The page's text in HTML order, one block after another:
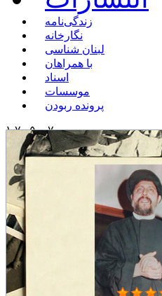
زندگی‌نامه
نگارخانه
لبنان شناسی
با همراهان
اسناد
موسسات
پرونده ربودن
۱ ۷ , ۵ ۰ ۷